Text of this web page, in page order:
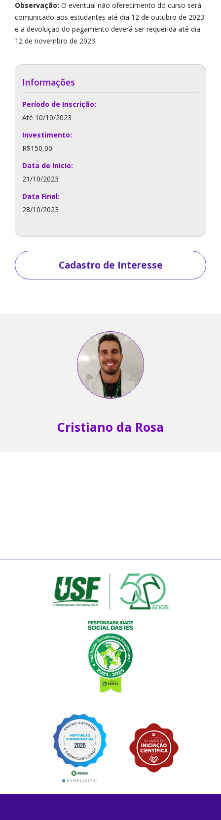
Observação: O eventual não oferecimento do curso será
comunicado aos estudantes até dia 12 de outubro de 2023
e a devolução do pagamento deverá ser requerida até dia
12 de novembro de 2023.
Informações
Período de Inscrição:
Até 10/10/2023
Investimento:
R$150,00
Data de Inicio:
21/10/2023
Data Final:
28/10/2023
Cadastro de Interesse
Cristiano da Rosa